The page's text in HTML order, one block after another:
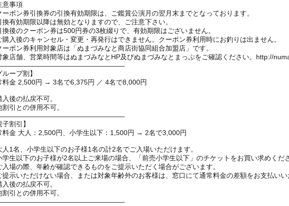
事項
ーポン券引換券の引換有効期限は、ご鑑賞公演月の翌月末までとなっております。
有効期限以降は無効となりますので、ご注意下さい。
換後のクーポン券は500円券の3枚綴りで、有効期限はございません。
購入後のキャンセル・変更・再発行はできません。クーポン券利用時にお釣りは出ません。
ーポン券利用対象店は「ぬまづみなと商店街協同組合加盟店」です。
店舗、営業時間等はぬまづみなとHP及びぬまづみなとまっぷをご確認ください。http://
ループ割】
料金 2,500円 → 3名で6,375円 ／ 4名で8,000円
後の払戻不可。
引との併用不可。
子割引】
料金 大人：2,500円、小学生以下：1,500円 → 2名で3,000円
1名、小学生以下のお子様1名の計2名でご入場いただけます。
生以下のお子様が2名以上ご来場の場合、「前売小学生以下」のチケットをお買い求めくだ
場の際、年齢が確認できるものをご提示いただく場合がございます。
示いただけない場合、または対象年齢外のお客様は、窓口にて通常料金の差額をお支払いい
後の払戻不可。
引との併用不可。